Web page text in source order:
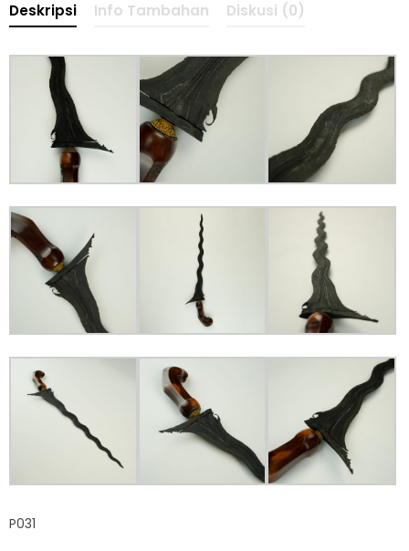
Deskripsi Info Tambahan Diskusi (0)
P031